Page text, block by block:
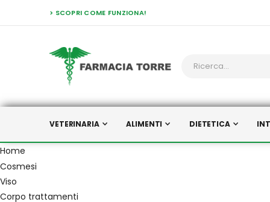
> SCOPRI COME FUNZIONA!
VETERINARIA ALIMENTI DIETETICA
Home
Cosmesi
Viso
Corpo trattamenti